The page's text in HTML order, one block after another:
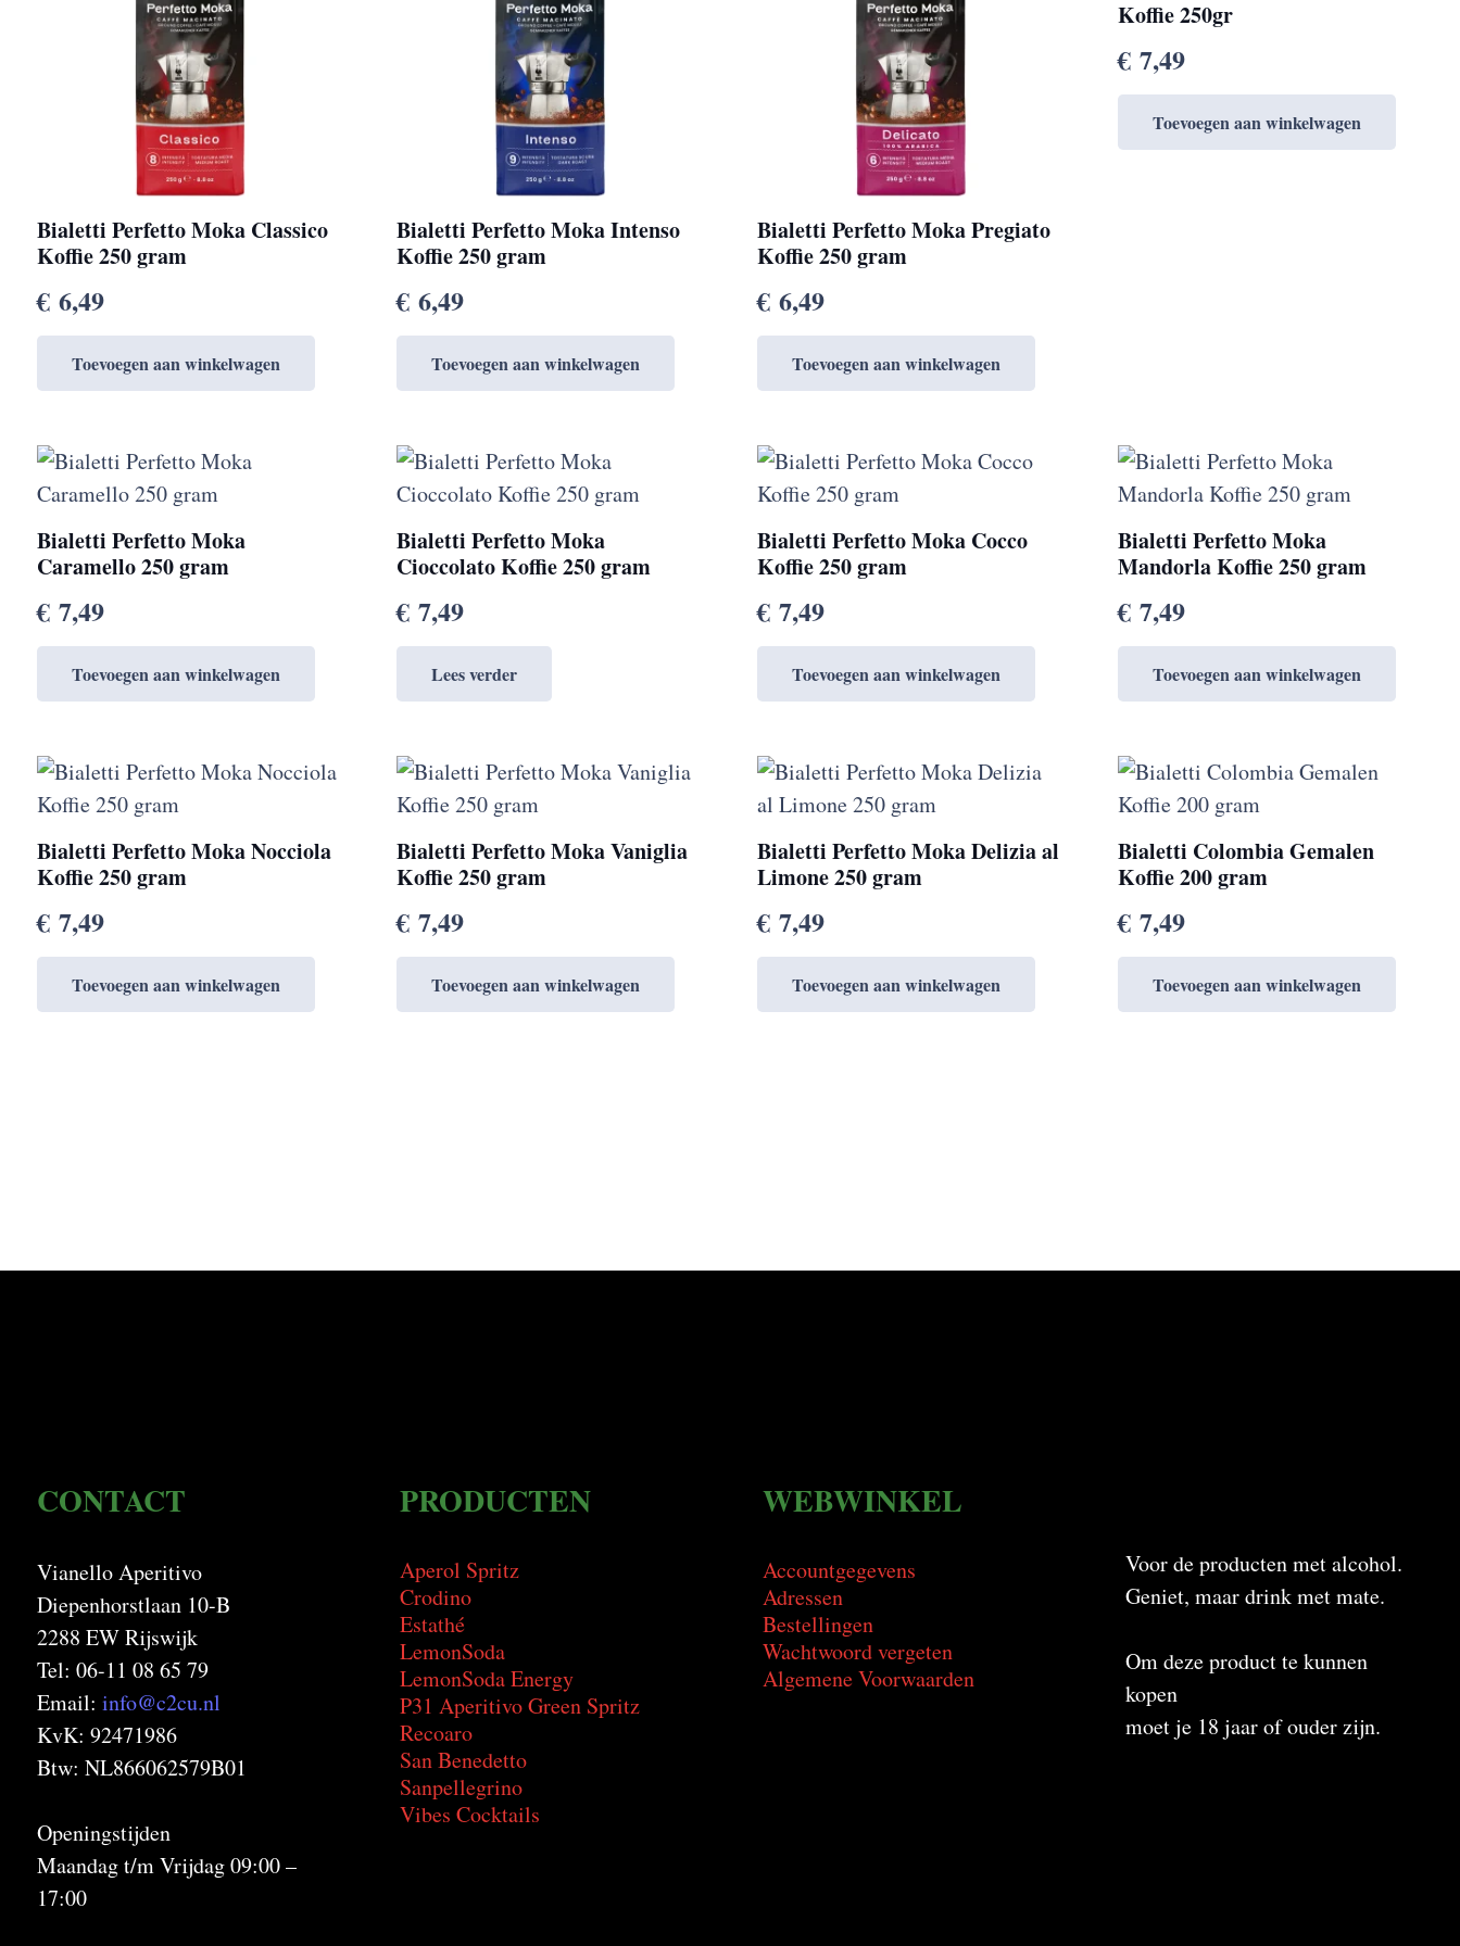
Bialetti Perfetto Moka Classico
Koffie 250 gram
€6,49
Toevoegen aan winkelwagen
Bialetti Perfetto Moka Intenso
Koffie 250 gram
€ 6,49
Toevoegen aan winkelwagen
Bialetti Perfetto Moka Pregiato
Koffie 250 gram
€ 6,49
Toevoegen aan winkelwagen
Koffie 250gr
€7,49
Toevoegen aan winkelwagen
Bialetti Perfetto Moka
Caramello 250 gram
€7,49
Toevoegen aan winkelwagen
Bialetti Perfetto Moka
Cioccolato Koffie 250 gram
€ 7,49
Lees verder
Bialetti Perfetto Moka Cocco
Koffie 250 gram
€ 7,49
Toevoegen aan winkelwagen
Bialetti Perfetto Moka
Mandorla Koffie 250 gram
€7,49
Toevoegen aan winkelwagen
Bialetti Perfetto Moka Nocciola
Koffie 250 gram
€7,49
Toevoegen aan winkelwagen
Bialetti Perfetto Moka Vaniglia
Koffie 250 gram
€ 7,49
Toevoegen aan winkelwagen
Bialetti Perfetto Moka Delizia al
Limone 250 gram
€ 7,49
Toevoegen aan winkelwagen
Bialetti Colombia Gemalen
Koffie 200 gram
€7,49
Toevoegen aan winkelwagen
CONTACT
Vianello Aperitivo
Diepenhorstlaan 10-B
2288 EW Rijswijk
Tel: 06-11 08 65 79
Email: info@c2cu.nl
KvK: 92471986
Btw: NL866062579B01
Openingstijden
Maandag t/m Vrijdag 09:00 –
17:00
PRODUCTEN
Aperol Spritz
Crodino
Estathé
LemonSoda
LemonSoda Energy
P31 Aperitivo Green Spritz
Recoaro
San Benedetto
Sanpellegrino
Vibes Cocktails
WEBWINKEL
Accountgegevens
Adressen
Bestellingen
Wachtwoord vergeten
Algemene Voorwaarden
Voor de producten met alcohol.
Geniet, maar drink met mate.
Om deze product te kunnen
kopen
moet je 18 jaar of ouder zijn.